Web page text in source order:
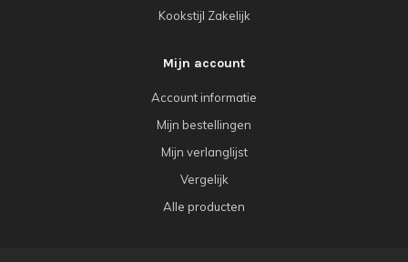
Kookstijl Zakelijk
Mijn account
Account informatie
Mijn bestellingen
Mijn verlanglijst
Vergelijk
Alle producten